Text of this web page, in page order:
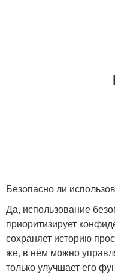
Безопасно ли
Да, использование
приоритизирует
сохраняет историю
же, в нём можно
только улучшает его